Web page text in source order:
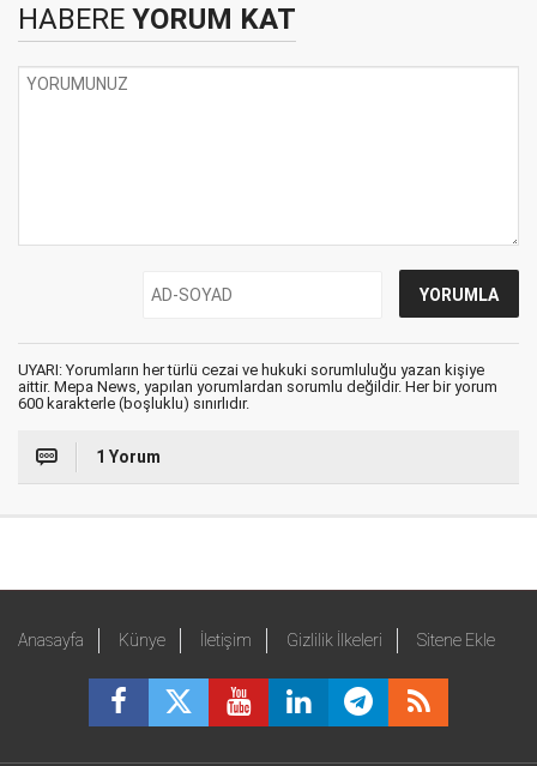
HABERE YORUM KAT
UYARI: Yorumların her türlü cezai ve hukuki sorumluluğu yazan kişiye
aittir. Mepa News, yapılan yorumlardan sorumlu değildir. Her bir yorum
600 karakterle (boşluklu) sınırlıdır.
1 Yorum
Anasayfa Künye İletişim Gizlilik İlkeleri Sitene Ekle